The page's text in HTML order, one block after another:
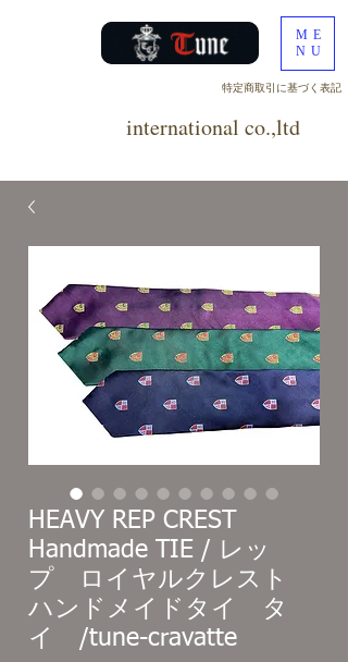
international co.,ltd
​特定商取引に基づく表記
ME
NU
HEAVY REP CREST
Handmade TIE / レッ
プ ロイヤルクレスト
ハンドメイドタイ タ
イ /tune-cravatte